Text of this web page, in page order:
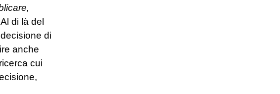
Al di là del
di
anche
cui